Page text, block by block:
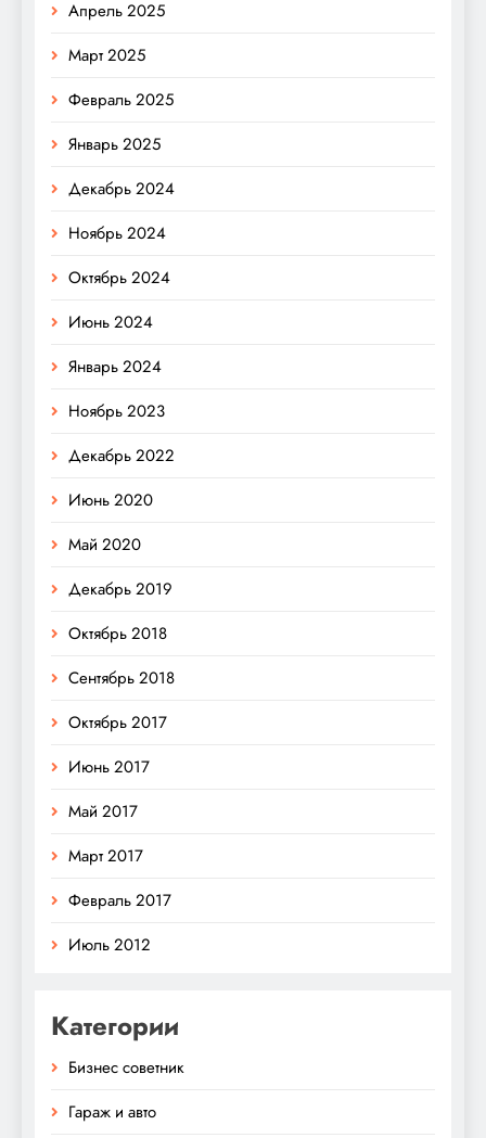
Апрель 2025
Март 2025
Февраль 2025
Январь 2025
Декабрь 2024
Ноябрь 2024
Октябрь 2024
Июнь 2024
Январь 2024
Ноябрь 2023
Декабрь 2022
Июнь 2020
Май 2020
Декабрь 2019
Октябрь 2018
Сентябрь 2018
Октябрь 2017
Июнь 2017
Май 2017
Март 2017
Февраль 2017
Июль 2012
Категории
Бизнес советник
Гараж и авто